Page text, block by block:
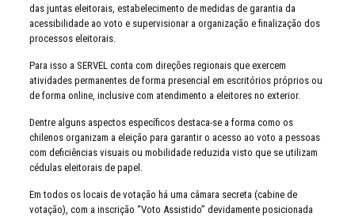
das juntas eleitorais, estabelecimento de medidas de garantia da
acessibilidade ao voto e supervisionar a organização e finalização dos
processos eleitorais.
Para isso a SERVEL conta com direções regionais que exercem
atividades permanentes de forma presencial em escritórios próprios ou
de forma online, inclusive com atendimento a eleitores no exterior.
Dentre alguns aspectos específicos destaca-se a forma como os
chilenos organizam a eleição para garantir o acesso ao voto a pessoas
com deficiências visuais ou mobilidade reduzida visto que se utilizam
cédulas eleitorais de papel.
Em todos os locais de votação há uma câmara secreta (cabine de
votação), com a inscrição “Voto Assistido” devidamente posicionada